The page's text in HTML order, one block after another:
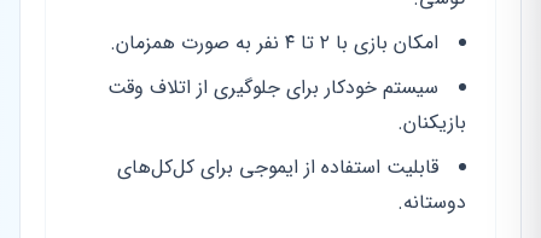
امکان بازی با ۲ تا ۴ نفر به صورت همزمان.
سیستم خودکار برای جلوگیری از اتلاف وقت
بازیکنان.
قابلیت استفاده از ایموجی برای کل‌کل‌های
دوستانه.